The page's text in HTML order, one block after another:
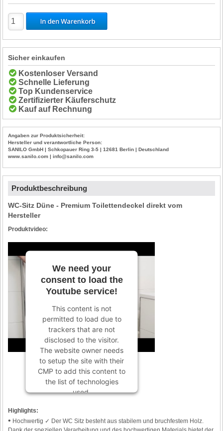
Sicher einkaufen
Kostenloser Versand
Schnelle Lieferung
Top Kundenservice
Zertifizierter Käuferschutz
Kauf auf Rechnung
Angaben zur Produktsicherheit:
Hersteller und verantwortliche Person:
SANILO GmbH | Schkopauer Ring 3-5 | 12681 Berlin | Deutschland
www.sanilo.com | info@sanilo.com
Produktbeschreibung
WC-Sitz Düne - Premium Toilettendeckel direkt vom
Hersteller
Produktvideo:
We need your
consent to load the
Youtube service!
This content is not
permitted to load due to
trackers that are not
disclosed to the visitor.
The website owner needs
to setup the site with their
CMP to add this content to
the list of technologies
used.
Consent Management
Platform
Highlights:
• Hochwertig ✓ Der WC Sitz besteht aus stabilem und bruchfestem Holz.